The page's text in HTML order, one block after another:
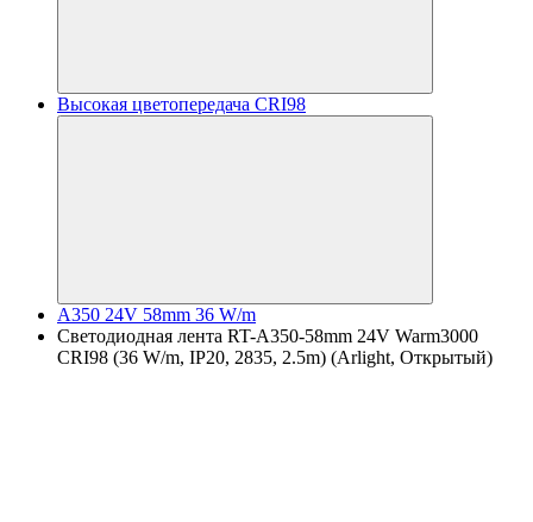
Высокая цветопередача CRI98
A350 24V 58mm 36 W/m
Светодиодная лента RT-A350-58mm 24V Warm3000
CRI98 (36 W/m, IP20, 2835, 2.5m) (Arlight, Открытый)